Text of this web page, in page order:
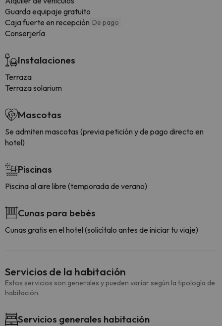
Guarda equipaje gratuito
Caja fuerte en recepción De pago
Conserjería
Instalaciones
Terraza
Terraza solarium
Mascotas
Se admiten mascotas (previa petición y de pago directo en
hotel)
Piscinas
Piscina al aire libre (temporada de verano)
Cunas para bebés
Cunas gratis en el hotel (solicítalo antes de iniciar tu viaje)
Servicios de la habitación
Estos servicios son generales y pueden variar según la tipología de
habitación.
Servicios generales habitación